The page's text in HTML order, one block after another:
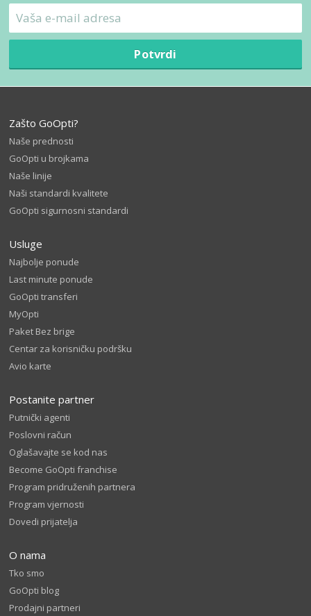
Potvrdi
Zašto GoOpti?
Naše prednosti
GoOpti u brojkama
Naše linije
Naši standardi kvalitete
GoOpti sigurnosni standardi
Usluge
Najbolje ponude
Last minute ponude
GoOpti transferi
MyOpti
Paket Bez brige
Centar za korisničku podršku
Avio karte
Postanite partner
Putnički agenti
Poslovni račun
Oglašavajte se kod nas
Become GoOpti franchise
Program pridruženih partnera
Program vjernosti
Dovedi prijatelja
O nama
Tko smo
GoOpti blog
Prodajni partneri